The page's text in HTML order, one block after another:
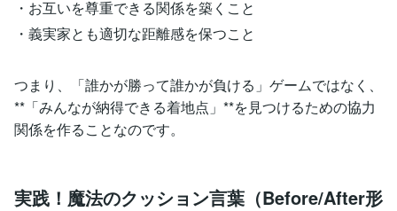
・お互いを尊重できる関係を築くこと
・義実家とも適切な距離感を保つこと
つまり、「誰かが勝って誰かが負ける」ゲームではなく、
**「みんなが納得できる着地点」**を見つけるための協力
関係を作ることなのです。
実践！魔法のクッション言葉（Before/After形